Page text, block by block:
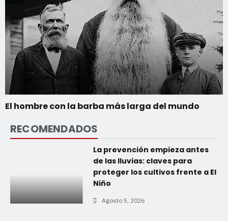
El hombre con la barba más larga del mundo
RECOMENDADOS
La prevención empieza antes
de las lluvias: claves para
proteger los cultivos frente a El
Niño
Agosto 5, 2026